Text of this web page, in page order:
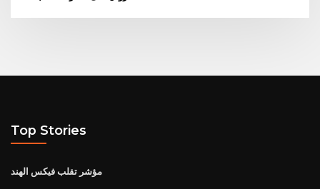
Top Stories
مؤشر تقلب فيكس الهند